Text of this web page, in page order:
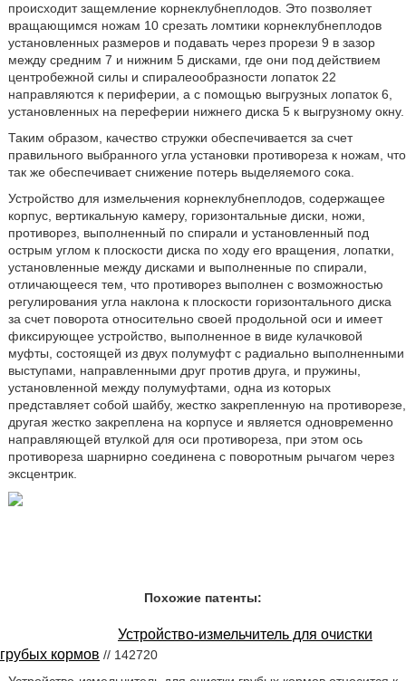
происходит защемление корнеклубнеплодов. Это позволяет
вращающимся ножам 10 срезать ломтики корнеклубнеплодов
установленных размеров и подавать через прорези 9 в зазор
между средним 7 и нижним 5 дисками, где они под действием
центробежной силы и спиралеообразности лопаток 22
направляются к периферии, а с помощью выгрузных лопаток 6,
установленных на переферии нижнего диска 5 к выгрузному окну.
Таким образом, качество стружки обеспечивается за счет
правильного выбранного угла установки противореза к ножам, что
так же обеспечивает снижение потерь выделяемого сока.
Устройство для измельчения корнеклубнеплодов, содержащее
корпус, вертикальную камеру, горизонтальные диски, ножи,
противорез, выполненный по спирали и установленный под
острым углом к плоскости диска по ходу его вращения, лопатки,
установленные между дисками и выполненные по спирали,
отличающееся тем, что противорез выполнен с возможностью
регулирования угла наклона к плоскости горизонтального диска
за счет поворота относительно своей продольной оси и имеет
фиксирующее устройство, выполненное в виде кулачковой
муфты, состоящей из двух полумуфт с радиально выполненными
выступами, направленными друг против друга, и пружины,
установленной между полумуфтами, одна из которых
представляет собой шайбу, жестко закрепленную на противорезе,
другая жестко закреплена на корпусе и является одновременно
направляющей втулкой для оси противореза, при этом ось
противореза шарнирно соединена с поворотным рычагом через
эксцентрик.
Похожие патенты:
Устройство-измельчитель для очистки
грубых кормов // 142720